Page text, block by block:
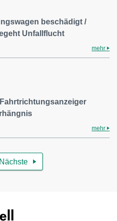
beschädigt /
Unfallflucht
mehr
mehr
Nächste 